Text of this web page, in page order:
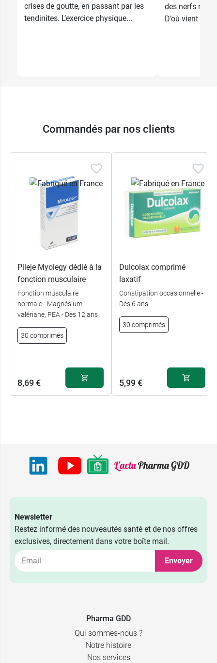
crises de goutte, en passant par les
tendinites. L’exercice physique...
des nerfs
D’où vient la
Commandés par nos clients
Pileje Myolegy dédié à la
fonction musculaire
Fonction musculaire
normale - Magnésium,
valériane, PEA - Dès 12 ans
30 comprimés
8,69 €
Dulcolax comprimé
laxatif
Constipation occasionnelle -
Dès 6 ans
30 comprimés
5,99 €
Newsletter
Restez informé des nouveautés santé et de nos offres
exclusives, directement dans votre boîte mail.
Envoyer
Pharma GDD
Qui sommes-nous ?
Notre histoire
Nos services